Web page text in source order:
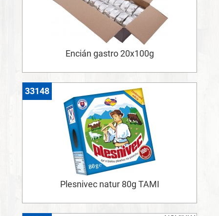
Encián gastro 20x100g
Plesnivec natur 80g TAMI
33148